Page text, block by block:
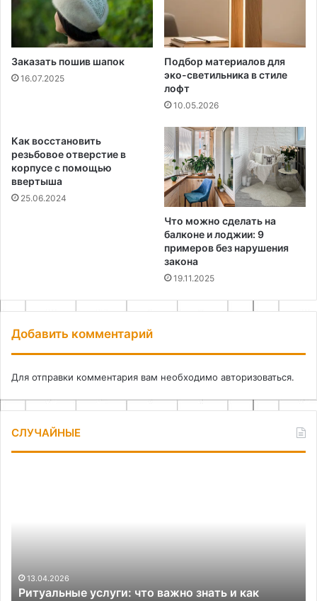
Заказать пошив шапок
16.07.2025
Подбор материалов для
эко-светильника в стиле
лофт
10.05.2026
Как восстановить
резьбовое отверстие в
корпусе с помощью
ввертыша
25.06.2024
Что можно сделать на
балконе и лоджии: 9
примеров без нарушения
закона
19.11.2025
Добавить комментарий
Для отправки комментария вам необходимо авторизоваться.
СЛУЧАЙНЫЕ
устроена
организация
13.04.2026
Ритуальные услуги: что важно знать и как